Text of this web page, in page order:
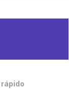
rápido